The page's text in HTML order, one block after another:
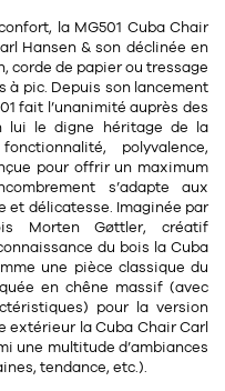
39
mètre
14
25
11
1
coque
1
la MG501 Cuba Chair
Hansen & son déclinée en
corde de papier ou tressage
pic. Depuis son lancement
fait l’unanimité auprès des
lui le digne héritage de la
polyvalence,
pour offrir un maximum
s’adapte aux
et délicatesse. Imaginée par
Morten Gøttler, créatif
du bois la Cuba
une pièce classique du
en chêne massif (avec
pour la version
extérieur la Cuba Chair Carl
une multitude d’ambiances
tendance, etc.).